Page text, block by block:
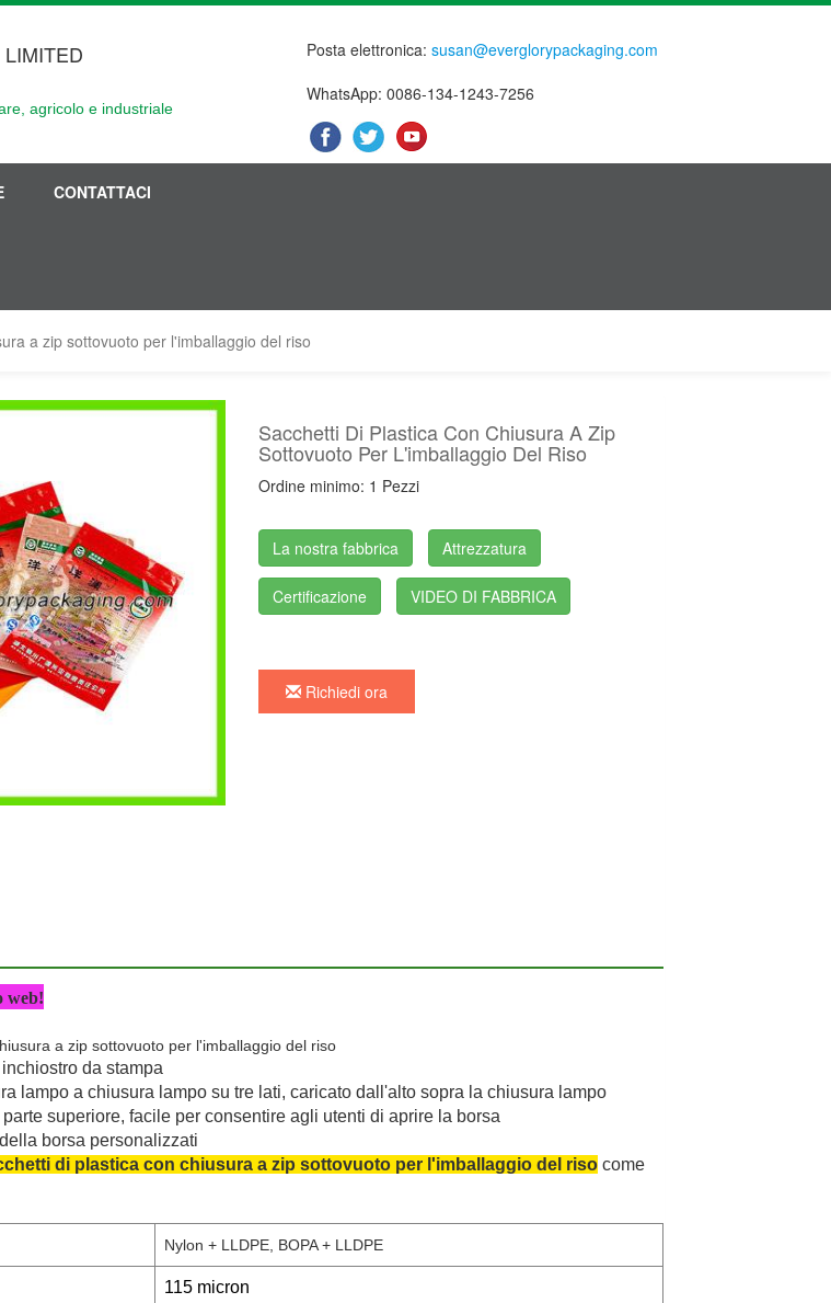
agricolo e industriale
Posta elettronica:susan@everglorypackaging.com
WhatsApp: 0086-134-1243-7256
CONTATTACI
a zip sottovuoto per l'imballaggio del riso
Sacchetti Di Plastica Con Chiusura A Zip
Sottovuoto Per L'imballaggio Del Riso
Ordine minimo: 1 Pezzi
La nostra fabbrica Attrezzatura
Certificazione VIDEO DI FABBRICA
Richiedi ora
web!
a zip sottovuoto per l'imballaggio del riso
da stampa
lampo a chiusura lampo su tre lati, caricato dall'alto sopra la chiusura lampo
superiore, facile per consentire agli utenti di aprire la borsa
borsa personalizzati
di plastica con chiusura a zip sottovuoto per l'imballaggio del riso come
Nylon + LLDPE, BOPA + LLDPE
115 micron